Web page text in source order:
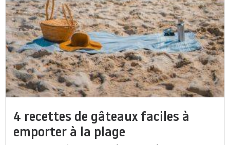
4 recettes de gâteaux faciles à
emporter à la plage